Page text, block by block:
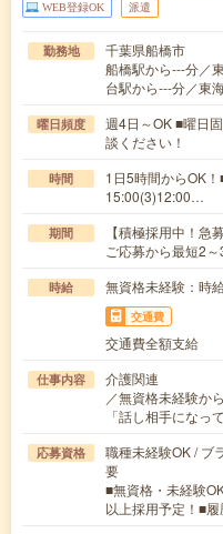
WEB登録OK 派遣
勤務地
千葉県船橋市
船橋駅から---分／
台駅から---分／東
曜日頻度
週4日～OK ■曜日
談ください！
時間
1日5時間からOK
15:00(3)12:00…
期間
【積極採用中！急
ご応募から最短2
時給 無資格未経験：
交通費
交通費全額支給
仕事内容
介護関連
／無資格未経験か
「話し相手にな
応募資格
職種未経験OK / ブ
要
■無資格・未経験
以上採用予定！■